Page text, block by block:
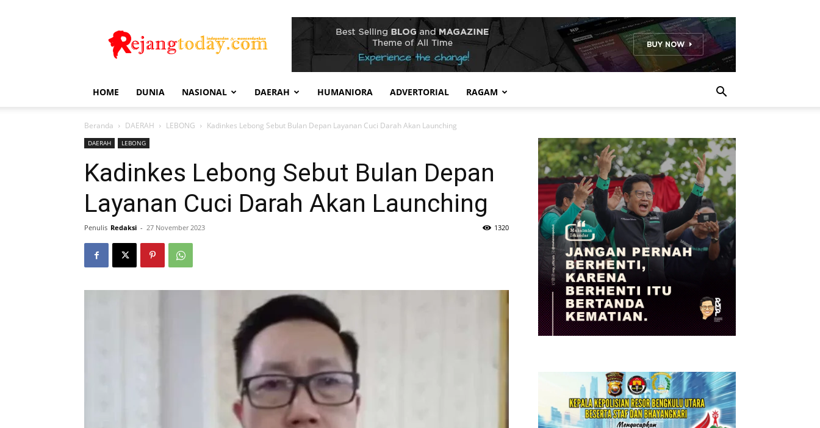
Today
HOME DUNIA NASIONAL DAERAH HUMANIORA ADVERTORIAL RAGAM
Beranda DAERAH LEBONG Kadinkes Lebong Sebut Bulan Depan Layanan Cuci Darah Akan Launching
DAERAH LEBONG
Kadinkes Lebong Sebut Bulan Depan
Layanan Cuci Darah Akan Launching
Penulis Redaksi - 27 November 2023 1320